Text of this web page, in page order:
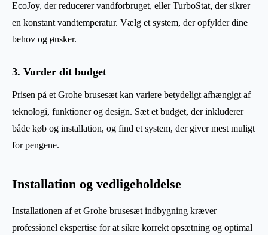
EcoJoy, der reducerer vandforbruget, eller TurboStat, der sikrer
en konstant vandtemperatur. Vælg et system, der opfylder dine
behov og ønsker.
3. Vurder dit budget
Prisen på et Grohe brusesæt kan variere betydeligt afhængigt af
teknologi, funktioner og design. Sæt et budget, der inkluderer
både køb og installation, og find et system, der giver mest muligt
for pengene.
Installation og vedligeholdelse
Installationen af et Grohe brusesæt indbygning kræver
professionel ekspertise for at sikre korrekt opsætning og optimal